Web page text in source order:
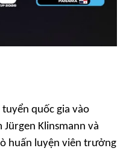
quốc gia vào
Klinsmann và
huấn luyện viên trưởng